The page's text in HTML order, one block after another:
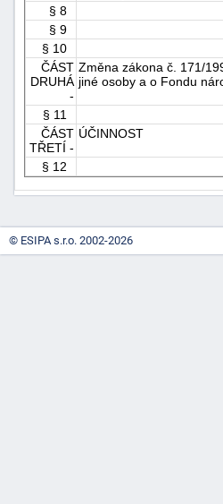
§ 8
§ 9
§ 10
ČÁST
DRUHÁ
-
Změna zákona č. 171/
jiné osoby a o Fondu
§ 11
ČÁST
TŘETÍ -
ÚČINNOST
§ 12
© ESIPA s.r.o. 2002-2026